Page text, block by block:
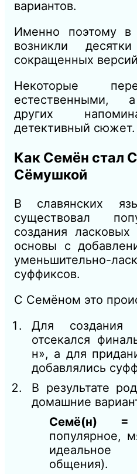
вариантов.
Именно поэтому в
возникли
сокращенных
Некоторые
естественными,
других
детективный сюжет.
Как Семён стал
Сёмушкой
В славянских
существовал
создания
основы с
уменьшительно-
суффиксов.
С Семёном это
Для создания
отсекался
н», а для
добавлялись
В результате
домашние
Семё(н)
популярное,
идеальное
общения).